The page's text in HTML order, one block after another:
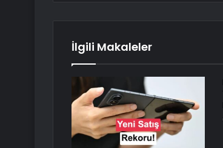
İlgili Makaleler